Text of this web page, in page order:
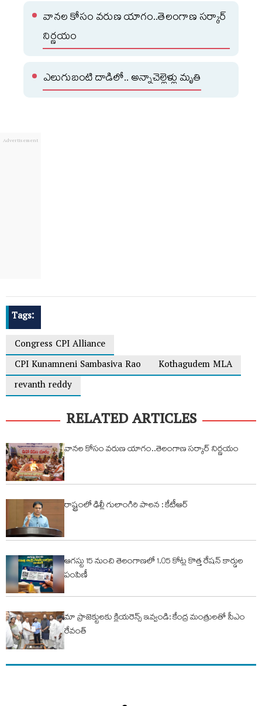
వానల కోసం వరుణ యాగం..తెలంగాణ సర్కార్
నిర్ణయం
ఎలుగుబంటి దాడిలో.. అన్నాచెల్లెళ్లు మృతి
Tags:
Congress CPI Alliance
CPI Kunamneni Sambasiva Rao
Kothagudem MLA
revanth reddy
RELATED ARTICLES
వానల కోసం వరుణ యాగం..తెలంగాణ సర్కార్ నిర్ణయం
రాష్ట్రంలో ఢిల్లీ గులాంగిరి పాలన : కేటీఆర్
ఆగస్టు 15 నుంచి తెలంగాణలో 1.05 కోట్ల కొత్త రేషన్ కార్డుల
పంపిణీ
మా ప్రాజెక్టులకు క్లియరెన్స్ ఇవ్వండి: కేంద్ర మంత్రులతో సీఎం
రేవంత్